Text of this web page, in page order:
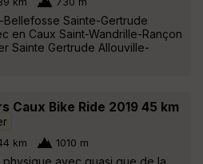
Bellefosse Sainte-Gertrude
en Caux Saint-Wandrille-Rançon
Sainte Gertrude Allouville-
Caux Bike Ride 2019 45 km
km 1010 m
physique avec quasi que de la